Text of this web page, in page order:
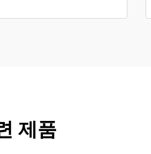
제품